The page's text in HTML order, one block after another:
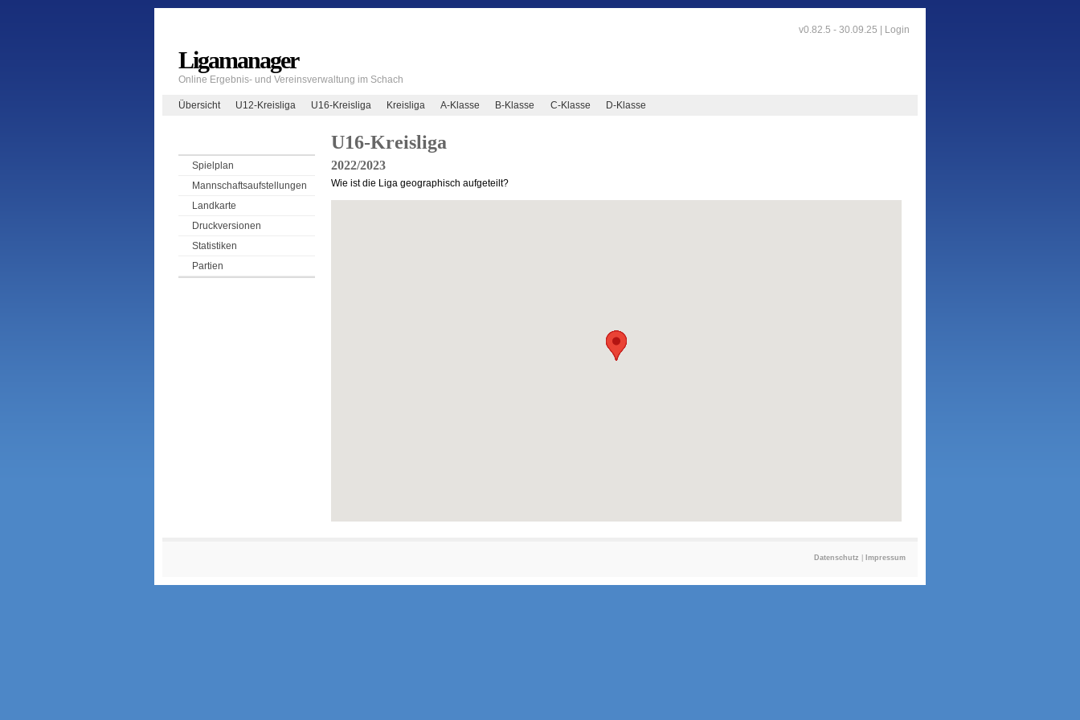
v0.82.5 - 30.09.25 | Login
Ligamanager
Online Ergebnis- und Vereinsverwaltung im Schach
Übersicht U12-Kreisliga U16-Kreisliga Kreisliga A-Klasse B-Klasse C-Klasse D-Klasse
Spielplan
Mannschaftsaufstellungen
Landkarte
Druckversionen
Statistiken
Partien
U16-Kreisliga
2022/2023
Wie ist die Liga geographisch aufgeteilt?
Datenschutz Impressum